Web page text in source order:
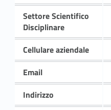
Settore Scientifico
Disciplinare
Cellulare aziendale
Email
Indirizzo